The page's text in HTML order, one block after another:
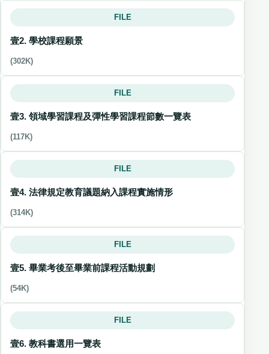
FILE
壹2. 學校課程願景
(302K)
FILE
壹3. 領域學習課程及彈性學習課程節數一覽表
(117K)
FILE
壹4. 法律規定教育議題納入課程實施情形
(314K)
FILE
壹5. 畢業考後至畢業前課程活動規劃
(54K)
FILE
壹6. 教科書選用一覽表